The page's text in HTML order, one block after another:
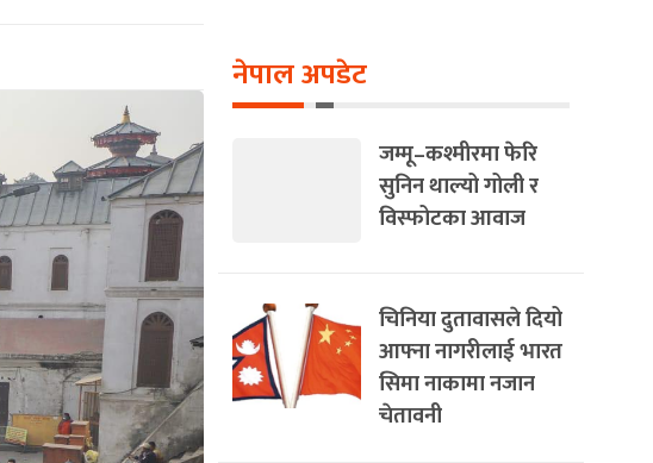
नेपाल अपडेट
जम्मू–कश्मीरमा फेरि
सुनिन थाल्यो गोली र
विस्फोटका आवाज
चिनिया दुतावासले दियो
आफ्ना नागरीलाई भारत
सिमा नाकामा नजान
चेतावनी